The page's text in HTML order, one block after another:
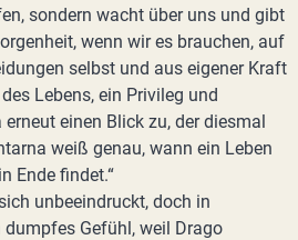
sondern wacht über uns und gibt
wenn wir es brauchen, auf
selbst und aus eigener Kraft
Lebens, ein Privileg und
erneut einen Blick zu, der diesmal
weiß genau, wann ein Leben
Ende findet.“
unbeeindruckt, doch in
Gefühl, weil Drago